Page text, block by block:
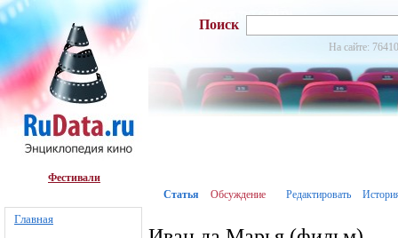
Фестивали
Главная
Поиск
На сайте:
Статья Обсуждение Редактировать